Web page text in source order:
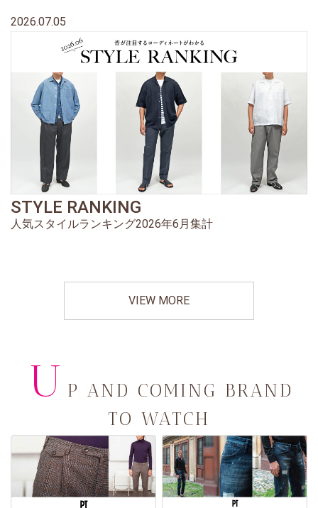
2026.07.05
STYLE RANKING
人気スタイルランキング2026年6月集計
VIEW MORE
U P AND COMING BRAND
TO WATCH